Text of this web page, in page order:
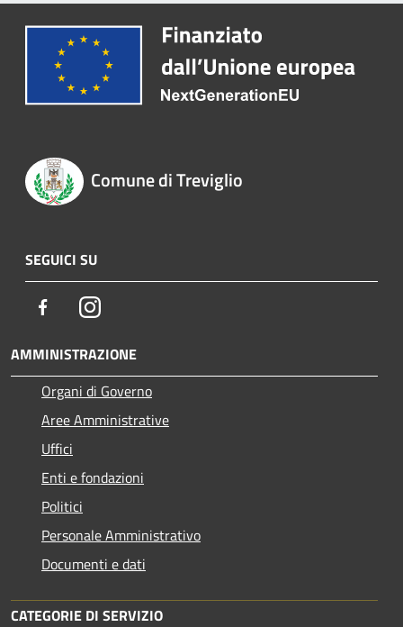
Comune di Treviglio
SEGUICI SU
FacebookInstagram
AMMINISTRAZIONE
Organi di Governo
Aree Amministrative
Uffici
Enti e fondazioni
Politici
Personale Amministrativo
Documenti e dati
CATEGORIE DI SERVIZIO